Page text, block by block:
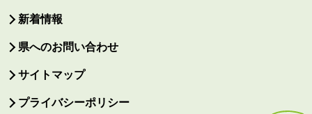
新着情報
県へのお問い合わせ
サイトマップ
プライバシーポリシー